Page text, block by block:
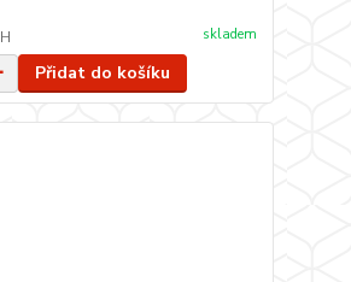
skladem
Přidat do košíku